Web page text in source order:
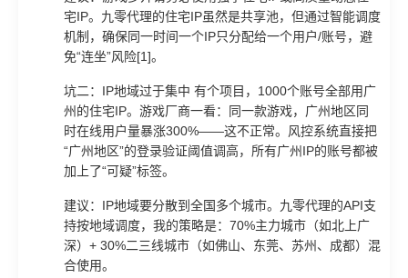
宅IP。九零代理的住宅IP虽然是共享池，但通过智能调度
机制，确保同一时间一个IP只分配给一个用户/账号，避
免“连坐”风险[1]。
坑二：IP地域过于集中 有个项目，1000个账号全部用广
州的住宅IP。游戏厂商一看：同一款游戏，广州地区同
时在线用户量暴涨300%——这不正常。风控系统直接把
“广州地区”的登录验证阈值调高，所有广州IP的账号都被
加上了“可疑”标签。
建议：IP地域要分散到全国多个城市。九零代理的API支
持按地域调度，我的策略是：70%主力城市（如北上广
深）+ 30%二三线城市（如佛山、东莞、苏州、成都）混
合使用。